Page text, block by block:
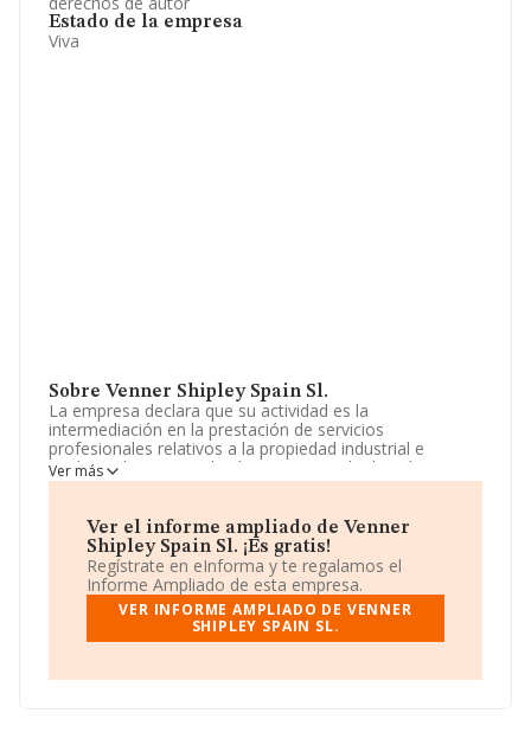
Estado de la empresa
Viva
Sobre Venner Shipley Spain Sl.
La empresa declara que su actividad es la
intermediación en la prestación de servicios
profesionales relativos a la propiedad industrial e
intelectual. en particular: la proteccion de derechos,
diseños, marcas, patentes y dominios etc. La empresa
CNAE es 'Arrendamiento de la propiedad intelectual y
productos similares, excepto trabajos protegidos por
los derechos de autor' con código 7740. La sociedad no
tiene actividad en mercados exteriores.
La sociedad españolaVenner Shipley Spain S.L
número de identificación fiscal B67474023, está situada
el municipio de Madrid, Madrid.
Ver más
Ver el informe ampliado de Venner
Shipley Spain Sl. ¡Es gratis!
Regístrate en eInforma y te regalamos el
Informe Ampliado de esta empresa.
VER INFORME AMPLIADO DE VENNER
SHIPLEY SPAIN SL.